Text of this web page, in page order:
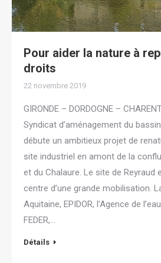
Pour aider la nature à
droits
22 novembre 2019
GIRONDE – DORDOGNE –
Syndicat d’aménagement du
débute un ambitieux projet de
site industriel en amont de la
et du Chalaure. Le site de Reyraud
centre d’une grande mobilisation.
Aquitaine, EPIDOR, l’Agence de
FEDER,…
Détails